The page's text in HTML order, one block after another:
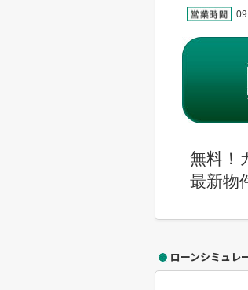
無料！
最新物
ローンシミュレ